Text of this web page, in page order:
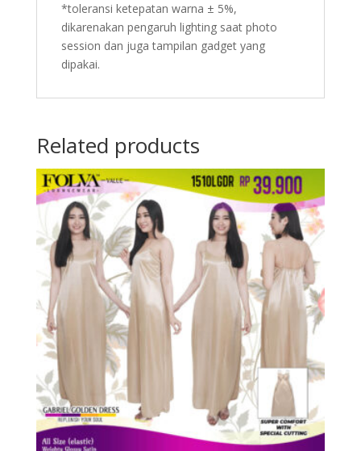
*toleransi ketepatan warna ± 5%,
dikarenakan pengaruh lighting saat photo
session dan juga tampilan gadget yang
dipakai.
Related products